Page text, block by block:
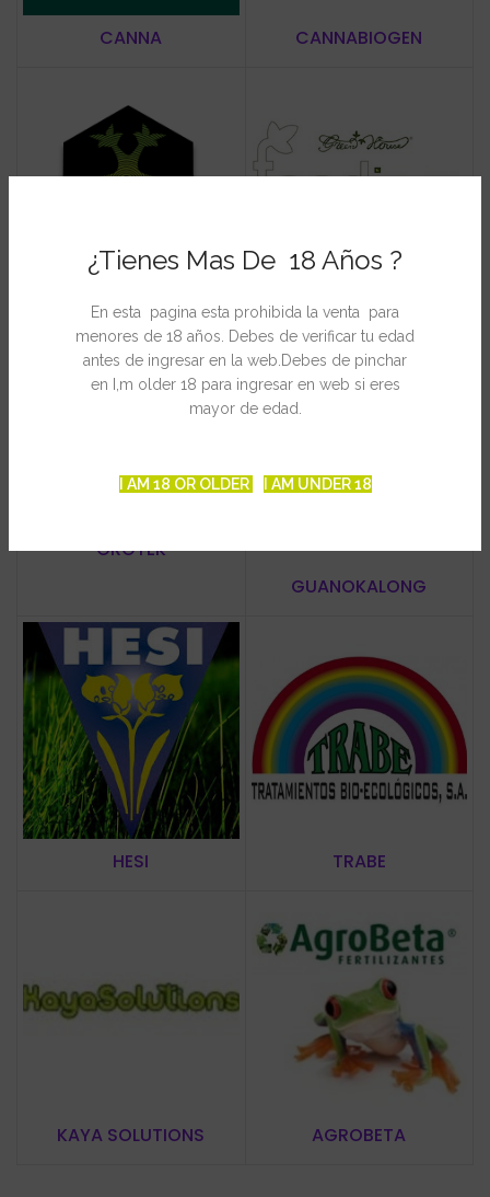
¿Tienes Mas De 18 Años ?
En esta pagina esta prohibida la venta para
menores de 18 años. Debes de verificar tu edad
antes de ingresar en la web.Debes de pinchar
en I,m older 18 para ingresar en web si eres
mayor de edad.
I AM 18 OR OLDER I AM UNDER 18
CANNA CANNABIOGEN
BAC GREEN HOUSE
GROTEK
GUANOKALONG
HESI TRABE
KAYA SOLUTIONS AGROBETA